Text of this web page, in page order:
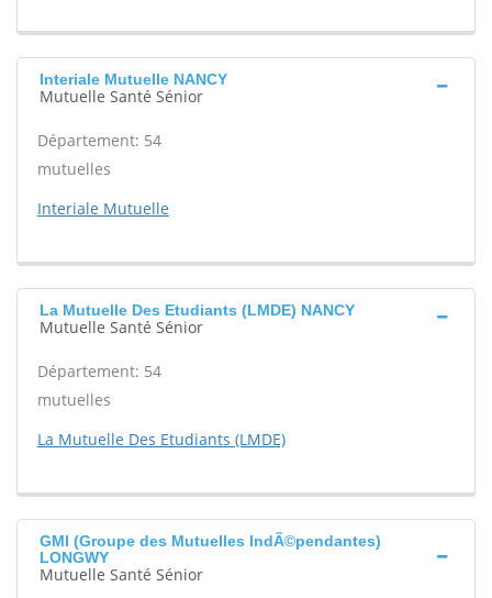
Interiale Mutuelle NANCY
Mutuelle Santé Sénior
Département: 54
mutuelles
Interiale Mutuelle
La Mutuelle Des Etudiants (LMDE) NANCY
Mutuelle Santé Sénior
Département: 54
mutuelles
La Mutuelle Des Etudiants (LMDE)
GMI (Groupe des Mutuelles IndÃ©pendantes)
LONGWY
Mutuelle Santé Sénior